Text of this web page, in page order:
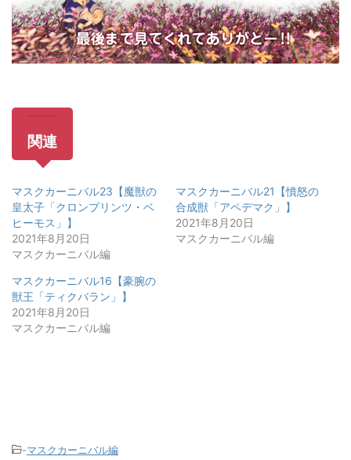
関連
マスクカーニバル23【魔獣の
皇太子「クロンプリンツ・ベ
ヒーモス」】
2021年8月20日
マスクカーニバル編
マスクカーニバル21【憤怒の
合成獣「アペデマク」】
2021年8月20日
マスクカーニバル編
マスクカーニバル16【豪腕の
獣王「ティクバラン」】
2021年8月20日
マスクカーニバル編
-マスクカーニバル編